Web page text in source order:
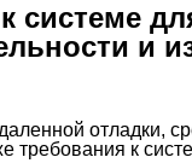
системе
и
отладки,
требования к